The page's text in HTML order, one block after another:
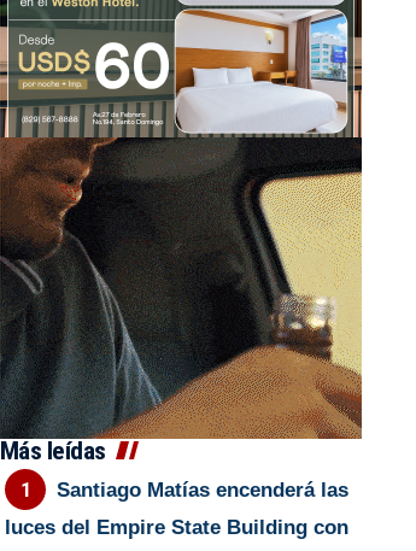
Más leídas
Santiago Matías encenderá las
luces del Empire State Building con